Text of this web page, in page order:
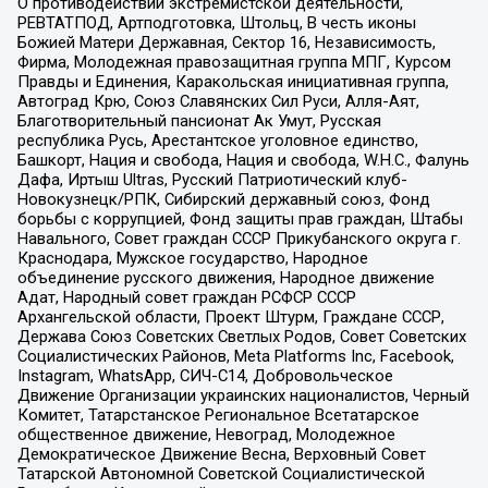
РЕВТАТПОД, Артподготовка, Штольц, В честь иконы
Божией Матери Державная, Сектор 16, Независимость,
Фирма, Молодежная правозащитная группа МПГ, Курсом
Правды и Единения, Каракольская инициативная группа,
Автоград Крю, Союз Славянских Сил Руси, Алля-Аят,
Благотворительный пансионат Ак Умут, Русская
республика Русь, Арестантское уголовное единство,
Башкорт, Нация и свобода, Нация и свобода, W.H.С., Фалунь
Дафа, Иртыш Ultras, Русский Патриотический клуб-
Новокузнецк/РПК, Сибирский державный союз, Фонд
борьбы с коррупцией, Фонд защиты прав граждан, Штабы
Навального, Совет граждан СССР Прикубанского округа г.
Краснодара, Мужское государство, Народное
объединение русского движения, Народное движение
Адат, Народный совет граждан РСФСР СССР
Архангельской области, Проект Штурм, Граждане СССР,
Держава Союз Советских Светлых Родов, Совет Советских
Социалистических Районов, Meta Platforms Inc, Facebook,
Instagram, WhatsApp, СИЧ-С14, Добровольческое
Движение Организации украинских националистов, Черный
Комитет, Татарстанское Региональное Всетатарское
общественное движение, Невоград, Молодежное
Демократическое Движение Весна, Верховный Совет
Татарской Автономной Советской Социалистической